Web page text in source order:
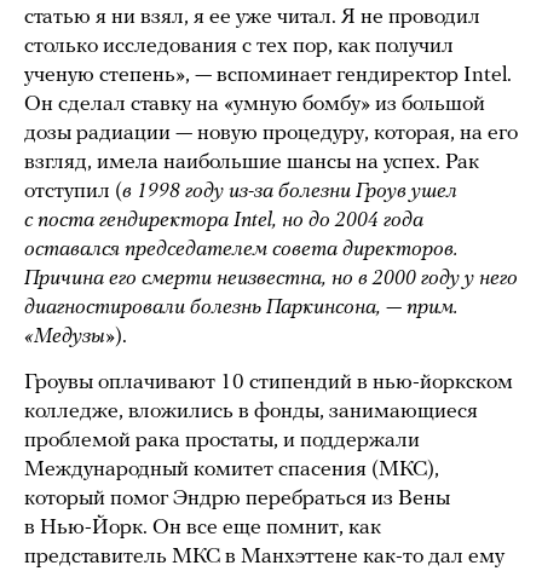
статью я ни взял, я ее уже читал. Я не проводил
столько исследования с тех пор, как получил
ученую степень», — вспоминает гендиректор Intel.
Он сделал ставку на «умную бомбу» из большой
дозы радиации — новую процедуру, которая, на его
взгляд, имела наибольшие шансы на успех. Рак
отступил (в 1998 году из-за болезни Гроув ушел
с поста гендиректора Intel, но до 2004 года
оставался председателем совета директоров.
Причина его смерти неизвестна, но в 2000 году у него
диагностировали болезнь Паркинсона, — прим.
«Медузы»).
Гроувы оплачивают 10 стипендий в нью-йоркском
колледже, вложились в фонды, занимающиеся
проблемой рака простаты, и поддержали
Международный комитет спасения (МКС),
который помог Эндрю перебраться из Вены
в Нью-Йорк. Он все еще помнит, как
представитель МКС в Манхэттене как-то дал ему